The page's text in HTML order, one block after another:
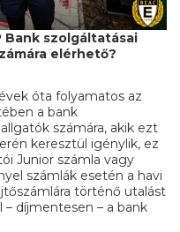
Bank szolgáltatásai
elérhető?
óta folyamatos az
a bank
számára, akik ezt
keresztül igénylik, ez
Junior számla vagy
számlák esetén a havi
történő utalást
díjmentesen – a bank